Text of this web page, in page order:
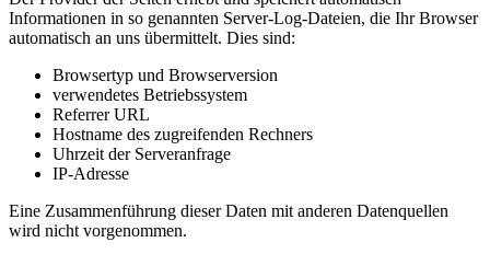
Informationen in so genannten Server-Log-Dateien, die Ihr Browser
automatisch an uns übermittelt. Dies sind:
Browsertyp und Browserversion
verwendetes Betriebssystem
Referrer URL
Hostname des zugreifenden Rechners
Uhrzeit der Serveranfrage
IP-Adresse
Eine Zusammenführung dieser Daten mit anderen Datenquellen
wird nicht vorgenommen.